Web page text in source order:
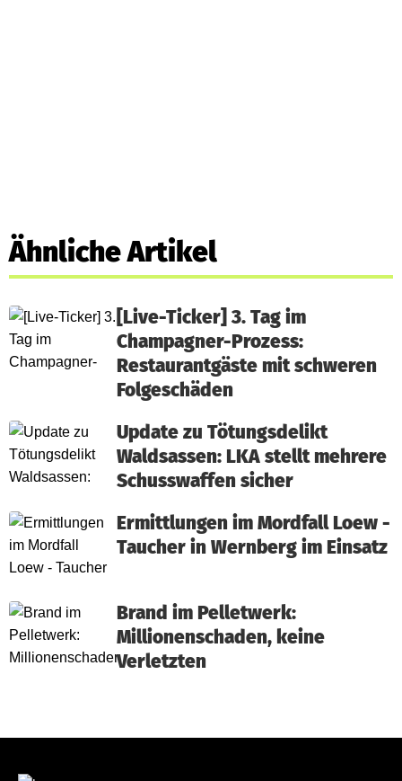
Ähnliche Artikel
[Live-Ticker] 3. Tag im
Champagner-Prozess:
Restaurantgäste mit schweren
Folgeschäden
Update zu Tötungsdelikt
Waldsassen: LKA stellt mehrere
Schusswaffen sicher
Ermittlungen im Mordfall Loew -
Taucher in Wernberg im Einsatz
Brand im Pelletwerk:
Millionenschaden, keine
Verletzten